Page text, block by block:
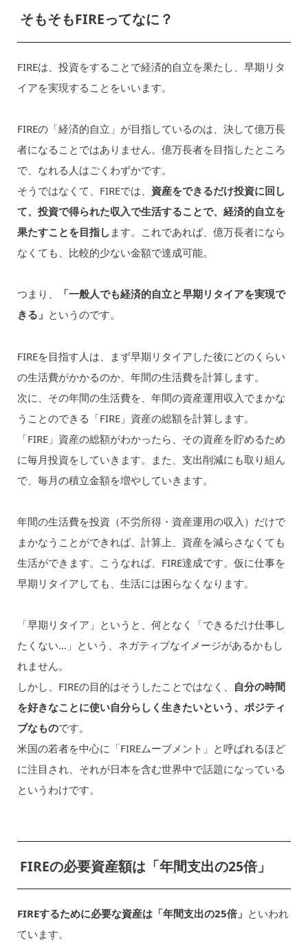
そもそもFIREってなに？
FIREは、投資をすることで経済的自立を果たし、早期リタ
イアを実現することをいいます。
FIREの「経済的自立」が目指しているのは、決して億万長
者になることではありません。億万長者を目指したところ
で、なれる人はごくわずかです。
そうではなくて、FIREでは、 資産をできるだけ投資に回し
て、投資で得られた収入で生活することで、経済的自立を
果たすことを目指し ます。これであれば、億万長者になら
なくても、比較的少ない金額で達成可能。
つまり、
「一般人でも経済的自立と早期リタイアを実現で
きる」 というのです。
FIREを目指す人は、まず早期リタイアした後にどのくらい
の生活費がかかるのか、年間の生活費を計算します。
次に、その年間の生活費を、年間の資産運用収入でまかな
うことのできる「FIRE」資産の総額を計算します。
「FIRE」資産の総額がわかったら、その資産を貯めるため
に毎月投資をしていきます。また、支出削減にも取り組ん
で、毎月の積立金額を増やしていきます。
年間の生活費を投資（不労所得・資産運用の収入）だけで
まかなうことができれば、計算上、資産を減らさなくても
生活ができます。こうなれば、FIRE達成です。仮に仕事を
早期リタイアしても、生活には困らなくなります。
「早期リタイア」というと、何となく「できるだけ仕事し
たくない…」という、ネガティブなイメージがあるかもし
れません。
しかし、FIREの目的はそうしたことではなく、
自分の時間
を好きなことに使い自分らしく生きたいという、ポジティ
ブなものです。
米国の若者を中心に「FIREムーブメント」と呼ばれるほど
に注目され、それが日本を含む世界中で話題になっている
というわけです。
FIREの必要資産額は「年間支出の25倍」
FIREするために必要な資産は「年間支出の25倍」 といわれ
ています。